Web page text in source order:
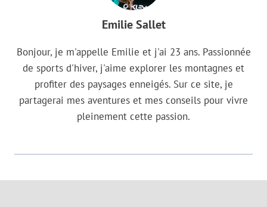
Emilie Sallet
Bonjour, je m'appelle Emilie et j'ai 23 ans. Passionnée
de sports d'hiver, j'aime explorer les montagnes et
profiter des paysages enneigés. Sur ce site, je
partagerai mes aventures et mes conseils pour vivre
pleinement cette passion.